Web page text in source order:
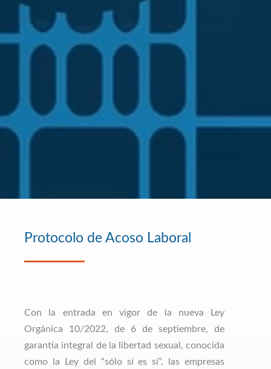
Protocolo de Acoso Laboral
Con la entrada en vigor de la nueva Ley
Orgánica 10/2022, de 6 de septiembre, de
garantía integral de la libertad sexual, conocida
como la Ley del “sólo sí es sí”, las empresas